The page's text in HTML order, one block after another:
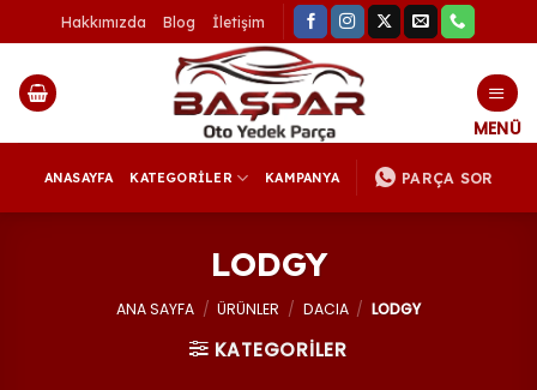
atla
Hakkımızda Blog İletişim
ANASAYFA KATEGORİLER KAMPANYA PARÇA SOR
LODGY
ANA SAYFA / ÜRÜNLER / DACIA / LODGY
KATEGORİLER